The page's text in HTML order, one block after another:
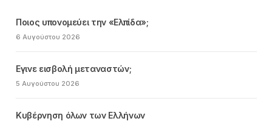
Ποιος υπονομεύει την «Ελπίδα»;
6 Αυγούστου 2026
Εγινε εισβολή μεταναστών;
5 Αυγούστου 2026
Κυβέρνηση όλων των Ελλήνων